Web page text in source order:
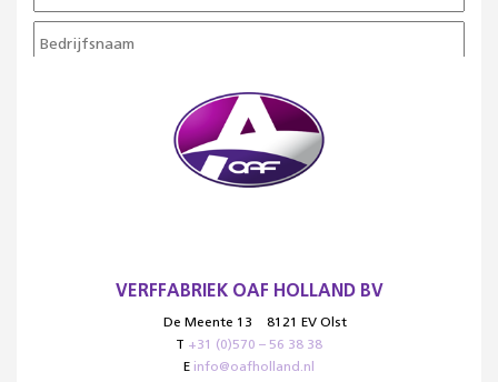
VERFFABRIEK OAF HOLLAND BV
De Meente 13
8121 EV Olst
T +31 (0)570 – 56 38 38
E info@oafholland.nl